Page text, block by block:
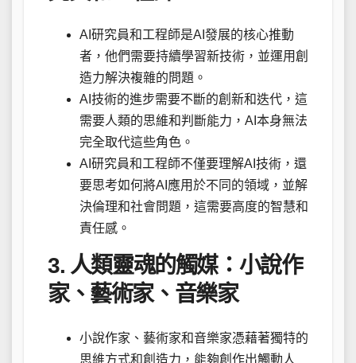
AI研究員和工程師是AI發展的核心推動
者，他們需要持續學習新技術，並運用創
造力解決複雜的問題。
AI技術的進步需要不斷的創新和迭代，這
需要人類的思維和判斷能力，AI本身無法
完全取代這些角色。
AI研究員和工程師不僅要理解AI技術，還
要思考如何將AI應用於不同的領域，並解
決倫理和社會問題，這需要高度的智慧和
責任感。
3. 人類靈魂的觸媒：小說作
家、藝術家、音樂家
小說作家、藝術家和音樂家憑藉著獨特的
思維方式和創造力，能夠創作出觸動人